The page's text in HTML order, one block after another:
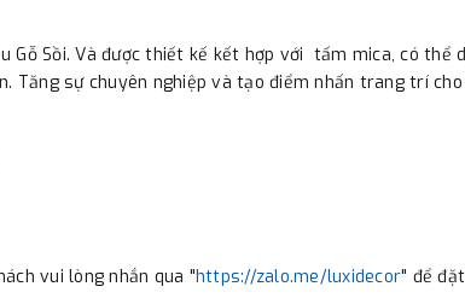
Sồi. Và được thiết kế kết hợp với tấm mica, có thể
Tăng sự chuyên nghiệp và tạo điểm nhấn trang trí cho
vui lòng nhắn qua "https://zalo.me/luxidecor" để